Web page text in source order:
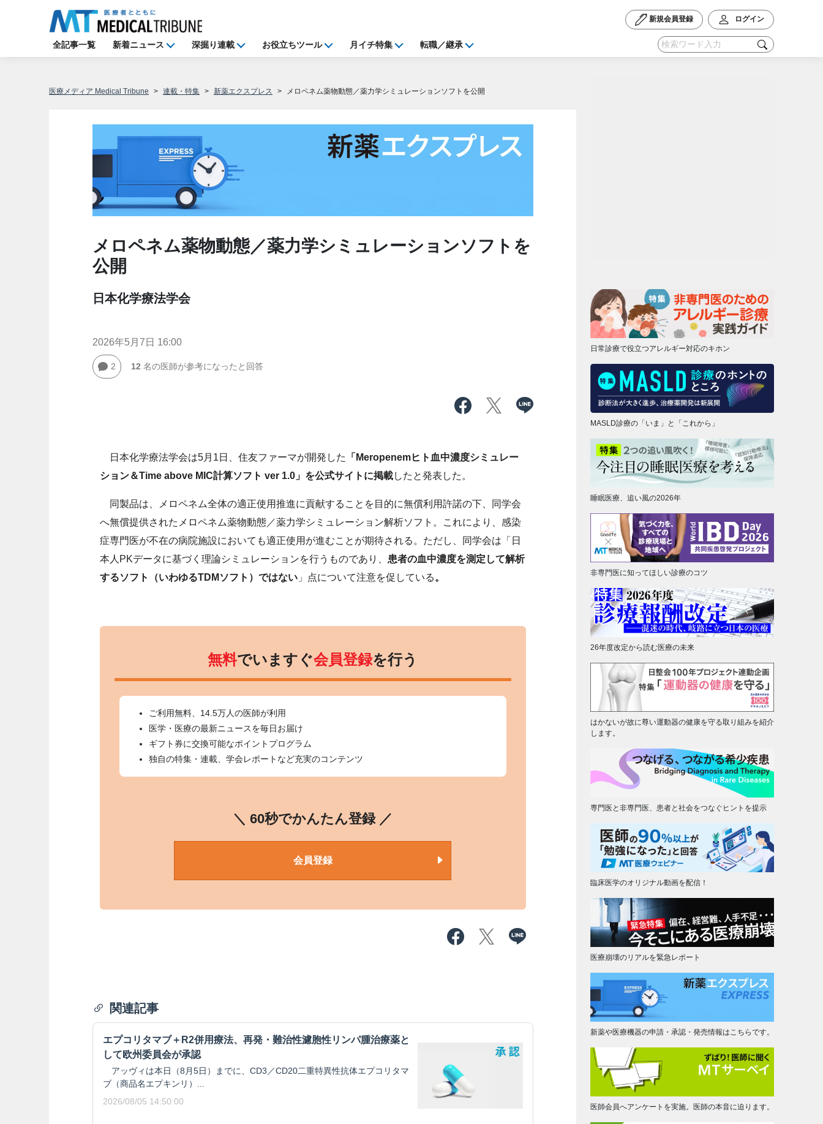
新規会員登録 ログイン
全記事一覧 新着ニュース 深掘り連載 お役立ちツール 月イチ特集 転職／継承
医療メディア Medical Tribune 連載・特集 新薬エクスプレス メロペネム薬物動態／薬力学シミュレーションソフトを公開
メロペネム薬物動態／薬力学シミュレーションソフトを
公開
日本化学療法学会
2026年5月7日 16:00
2 12 名の医師が参考になったと回答
日本化学療法学会は5月1日、住友ファーマが開発した 「Meropenemヒト血中濃度シミュレー
ション＆Time above MIC計算ソフト ver 1.0」を公式サイトに掲載したと発表した。
同製品は、メロペネム全体の適正使用推進に貢献することを目的に無償利用許諾の下、同学会
へ無償提供されたメロペネム薬物動態／薬力学シミュレーション解析ソフト。これにより、感染
症専門医が不在の病院施設においても適正使用が進むことが期待される。ただし、同学会は「日
本人PKデータに基づく理論シミュレーションを行うものであり、 患者の血中濃度を測定して解析
するソフト（いわゆるTDMソフト）ではない」点について注意を促している。
無料でいますぐ会員登録を行う
ご利用無料、14.5万人の医師が利用
医学・医療の最新ニュースを毎日お届け
ギフト券に交換可能なポイントプログラム
独自の特集・連載、学会レポートなど充実のコンテンツ
＼ 60秒でかんたん登録 ／
会員登録
関連記事
エプコリタマブ＋R2併用療法、再発・難治性濾胞性リンパ腫治療薬と
して欧州委員会が承認
アッヴィは本日（8月5日）までに、CD3／CD20二重特異性抗体エプコリタマ
ブ（商品名エプキンリ）...
2026/08/05 14:50:00
日常診療で役立つアレルギー対応のキホン
MASLD診療の「いま」と「これから」
睡眠医療、追い風の2026年
非専門医に知ってほしい診療のコツ
26年度改定から読む医療の未来
はかないが故に尊い運動器の健康を守る取り組みを紹介
します。
専門医と非専門医、患者と社会をつなぐヒントを提示
臨床医学のオリジナル動画を配信！
医療崩壊のリアルを緊急レポート
新薬や医療機器の申請・承認・発売情報はこちらです。
医師会員へアンケートを実施。医師の本音に迫ります。